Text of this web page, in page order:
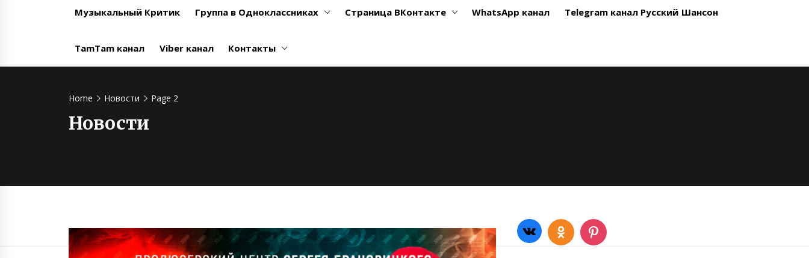
Музыкальный Критик Группа в Одноклассниках Страница ВКонтакте WhatsApp канал Telegram канал Русский Шансон
TamTam канал Viber канал Контакты
Home Новости Page 2
Новости